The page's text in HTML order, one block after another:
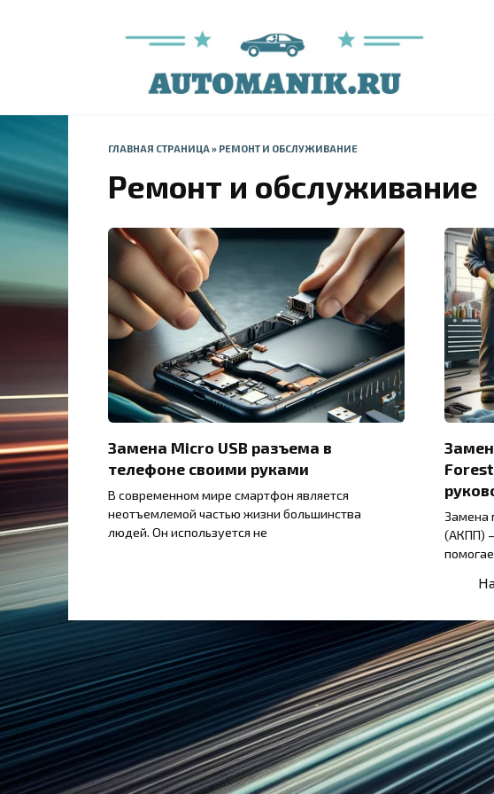
ГЛАВНАЯ СТРАНИЦА» РЕМОНТ И ОБСЛУЖИВАНИЕ
Ремонт и обслуживание
Замена Micro USB разъема в
телефоне своими руками
В современном мире смартфон является
неотъемлемой частью жизни большинства
людей. Он используется не
Замена
(АКПП)